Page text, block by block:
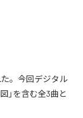
た。今回デジタル
」を含む全3曲と